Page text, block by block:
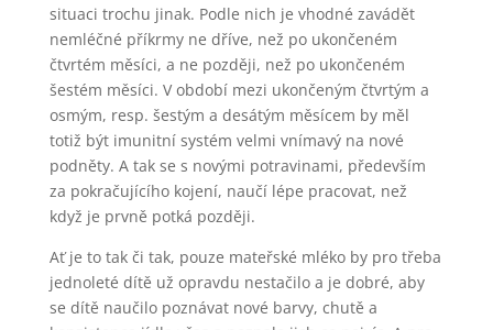
situaci trochu jinak. Podle nich je vhodné zavádět
nemléčné příkrmy ne dříve, než po ukončeném
čtvrtém měsíci, a ne později, než po ukončeném
šestém měsíci. V období mezi ukončeným čtvrtým a
osmým, resp. šestým a desátým měsícem by měl
totiž být imunitní systém velmi vnímavý na nové
podněty. A tak se s novými potravinami, především
za pokračujícího kojení, naučí lépe pracovat, než
když je prvně potká později.
Ať je to tak či tak, pouze mateřské mléko by pro třeba
jednoleté dítě už opravdu nestačilo a je dobré, aby
se dítě naučilo poznávat nové barvy, chutě a